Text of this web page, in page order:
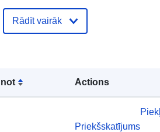
Actions
Priekšskatījums
Rādīt vairāk